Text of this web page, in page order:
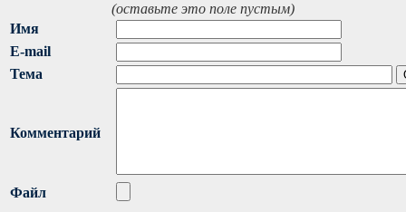
(оставьте это поле пустым)
Имя
E-mail
Тема
Комментарий
Файл